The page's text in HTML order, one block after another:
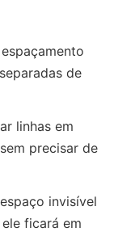
de
linhas em
precisar de
invisível
ficará em